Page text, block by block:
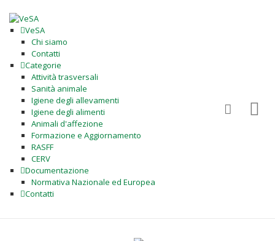
VeSA
Chi siamo
Contatti
Categorie
Attività trasversali
Sanità animale
Igiene degli allevamenti
Igiene degli alimenti
Animali d'affezione
Formazione e Aggiornamento
RASFF
CERV
Documentazione
Normativa Nazionale ed Europea
Contatti